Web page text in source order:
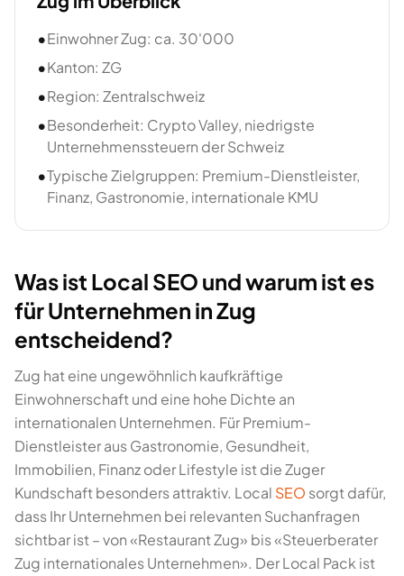
•Einwohner Zug: ca. 30'000
•Kanton: ZG
•Region: Zentralschweiz
•Besonderheit: Crypto Valley, niedrigste
Unternehmenssteuern der Schweiz
•Typische Zielgruppen: Premium-Dienstleister,
Finanz, Gastronomie, internationale KMU
Was ist Local SEO und warum ist es
für Unternehmen in Zug
entscheidend?
Zug hat eine ungewöhnlich kaufkräftige
Einwohnerschaft und eine hohe Dichte an
internationalen Unternehmen. Für Premium-
Dienstleister aus Gastronomie, Gesundheit,
Immobilien, Finanz oder Lifestyle ist die Zuger
Kundschaft besonders attraktiv. Local SEO sorgt dafür,
dass Ihr Unternehmen bei relevanten Suchanfragen
sichtbar ist – von «Restaurant Zug» bis «Steuerberater
Zug internationales Unternehmen». Der Local Pack ist